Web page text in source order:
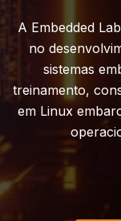
A Embedded
no
sistemas
treinamento,
em Linux